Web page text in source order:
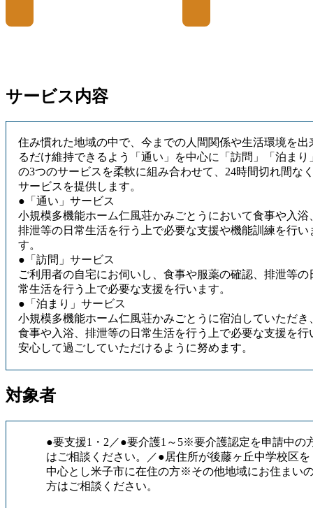
サービス内容
住み慣れた地域の中で、今までの人間関係や生活環境を出
るだけ維持できるよう「通い」を中心に「訪問」「泊まり
の3つのサービスを柔軟に組み合わせて、24時間切れ間な
● 「通い」サービス
小規模多機能ホーム仁風荘かみごとうにおいて食事や入浴
排泄等の日常生活を行う上で必要な支援や機能訓練を行い
● 「訪問」サービス
ご利用者の自宅にお伺いし、食事や服薬の確認、排泄等の
● 「泊まり」サービス
小規模多機能ホーム仁風荘かみごとうに宿泊していただき
食事や入浴、排泄等の日常生活を行う上で必要な支援を行
安心して過ごしていただけるように努めます。
対象者
●要支援1・2 ●要介護1～5※要介護認定を申請中の
はご相談ください。
●居住所が後藤ヶ丘中学校区を
中心とし米子市に在住の方※その他地域にお住まい
方はご相談ください。